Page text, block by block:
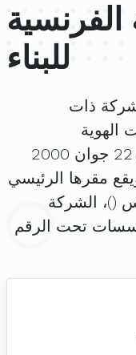
للبناء
شركة ذات
الهوية
. تم تأسيسها في 22 جوان 2000
مقرها الرئيسي
)، الشركة
تحت الرقم